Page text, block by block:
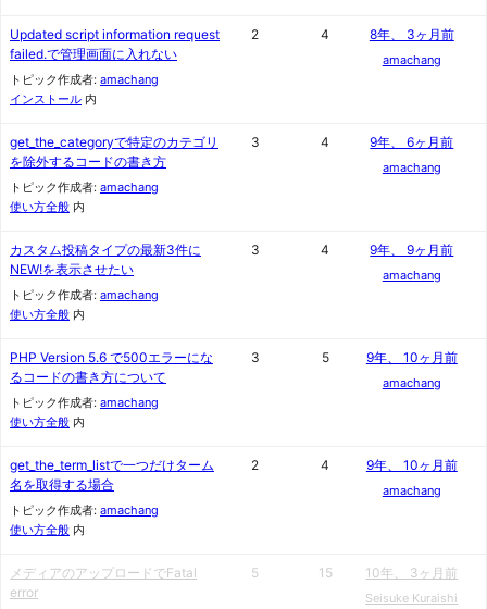
Updated script information request
failed.で管理画面に入れない
トピック作成者: amachang
インストール 内
2 4 8年、 3ヶ月前
amachang
get_the_categoryで特定のカテゴリ
を除外するコードの書き方
トピック作成者: amachang
使い方全般 内
3 4 9年、 6ヶ月前
amachang
カスタム投稿タイプの最新3件に
NEW!を表示させたい
トピック作成者: amachang
使い方全般 内
3 4 9年、 9ヶ月前
amachang
PHP Version 5.6 で500エラーにな
るコードの書き方について
トピック作成者: amachang
使い方全般 内
3 5 9年、 10ヶ月前
amachang
get_the_term_listで一つだけターム
名を取得する場合
トピック作成者: amachang
使い方全般 内
2 4 9年、 10ヶ月前
amachang
メディアのアップロードでFatal
error
5 15 10年、 3ヶ月前
Seisuke Kuraishi